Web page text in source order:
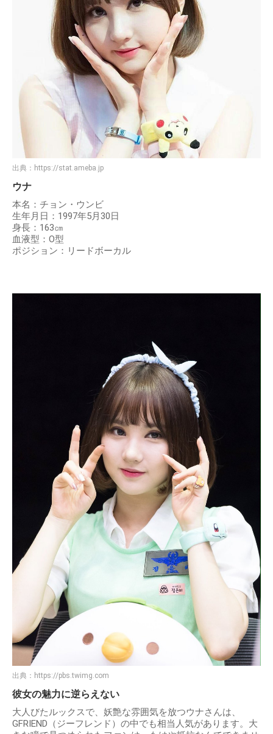
出典： https://stat.ameba.jp
ウナ
本名：チョン・ウンビ
生年月日：1997年5月30日
身長：163㎝
血液型：O型
ポジション：リードボーカル
出典： https://pbs.twimg.com
彼女の魅力に逆らえない
大人びたルックスで、妖艶な雰囲気を放つウナさんは、
GFRIEND（ジーフレンド）の中でも相当人気があります。大